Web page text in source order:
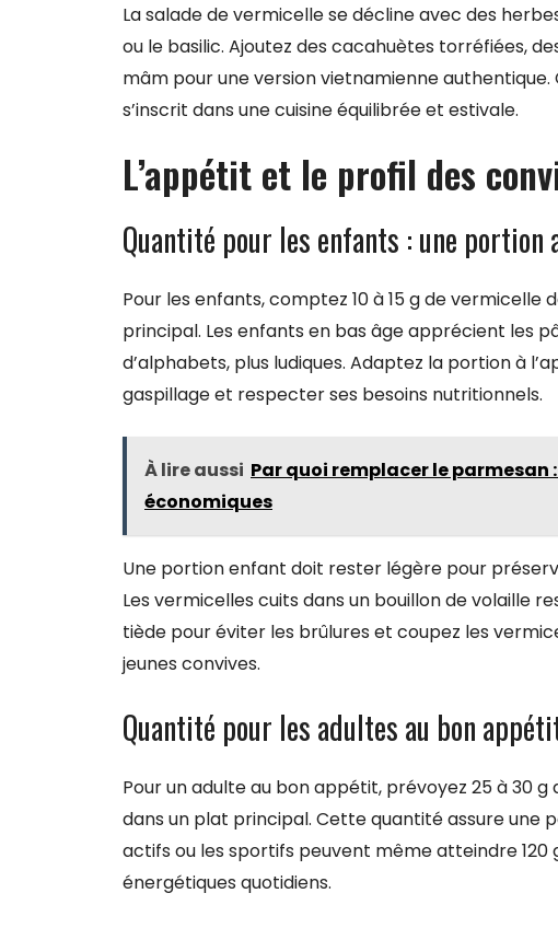
La salade de vermicelle se décline avec des
ou le basilic. Ajoutez des cacahuètes torréfiées,
mâm pour une version vietnamienne
s’inscrit dans une cuisine équilibrée et estivale.
L’appétit et le profil des
Quantité pour les enfants : une portion
Pour les enfants, comptez 10 à 15 g de vermicelle
principal. Les enfants en bas âge apprécient les
d’alphabets, plus ludiques. Adaptez la portion à
gaspillage et respecter ses besoins nutritionnels.
À lire aussi Par quoi remplacer le
économiques
Une portion enfant doit rester légère pour
Les vermicelles cuits dans un bouillon de volaille
tiède pour éviter les brûlures et coupez les
jeunes convives.
Quantité pour les adultes au bon
Pour un adulte au bon appétit, prévoyez 25 à 30
dans un plat principal. Cette quantité assure une
actifs ou les sportifs peuvent même atteindre
énergétiques quotidiens.